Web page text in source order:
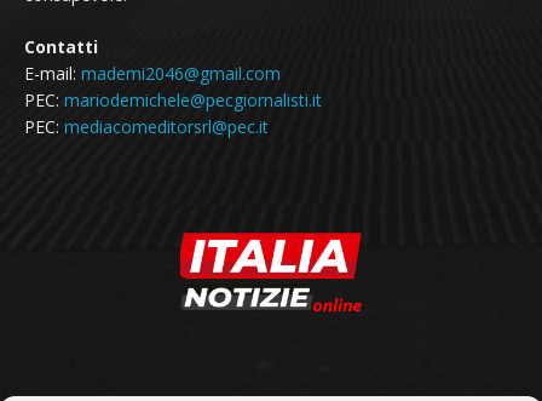
Contatti
E-mail: mademi2046@gmail.com
PEC: mariodemichele@pecgiornalisti.it
PEC: mediacomeditorsrl@pec.it